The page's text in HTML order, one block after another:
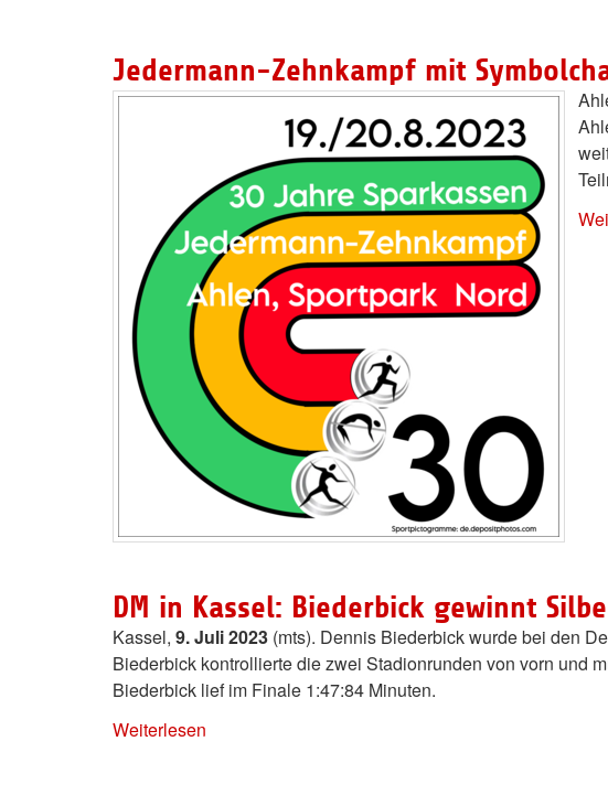
Jedermann-Zehnkampf mit
DM in Kassel: Biederbick gewinnt
Kassel, 9. Juli 2023 (mts). Dennis Biederbick wurde bei den
Biederbick kontrollierte die zwei Stadionrunden von vorn und
Biederbick lief im Finale 1:47:84 Minuten.
Weiterlesen